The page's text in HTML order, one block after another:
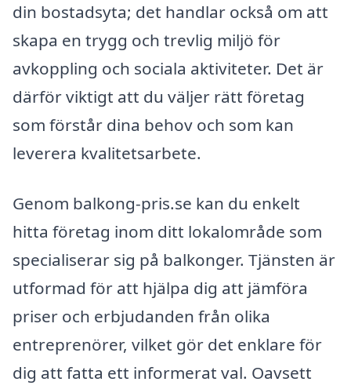
din bostadsyta; det handlar också om att
skapa en trygg och trevlig miljö för
avkoppling och sociala aktiviteter. Det är
därför viktigt att du väljer rätt företag
som förstår dina behov och som kan
leverera kvalitetsarbete.
Genom balkong-pris.se kan du enkelt
hitta företag inom ditt lokalområde som
specialiserar sig på balkonger. Tjänsten är
utformad för att hjälpa dig att jämföra
priser och erbjudanden från olika
entreprenörer, vilket gör det enklare för
dig att fatta ett informerat val. Oavsett